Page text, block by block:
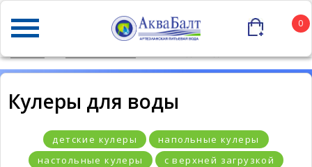
0
Кулеры для воды
детские кулеры
напольные кулеры
настольные кулеры
с верхней загрузкой